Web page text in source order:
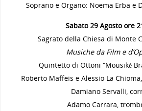
Soprano e Organo: Noema Erba e
Sabato 29 Agosto ore
Sagrato della Chiesa di Monte
Musiche da Film e
Quintetto di Ottoni “Mousiké
Roberto Maffeis e Alessio La
Damiano Servalli,
Adamo Carrara,